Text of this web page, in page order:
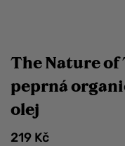
The Nature of
peprná
olej
219 Kč